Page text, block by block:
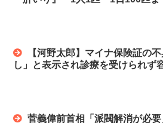
【河野太郎】マイナ保険証の
し」と表示され診療を受けられず
菅義偉前首相「派閥解消が必